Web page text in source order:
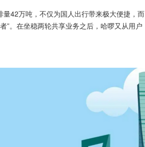
42万吨，不仅为国人出行带来极大便捷，而
”。在坐稳两轮共享业务之后，哈啰又从用户